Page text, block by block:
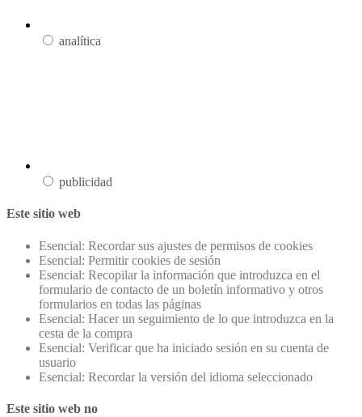
analítica
publicidad
Este sitio web
Esencial: Recordar sus ajustes de permisos de cookies
Esencial: Permitir cookies de sesión
Esencial: Recopilar la información que introduzca en el
formulario de contacto de un boletín informativo y otros
formularios en todas las páginas
Esencial: Hacer un seguimiento de lo que introduzca en la
cesta de la compra
Esencial: Verificar que ha iniciado sesión en su cuenta de
usuario
Esencial: Recordar la versión del idioma seleccionado
Este sitio web no